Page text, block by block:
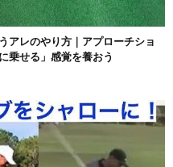
アレのやり方｜アプローチショ
乗せる」感覚を養おう